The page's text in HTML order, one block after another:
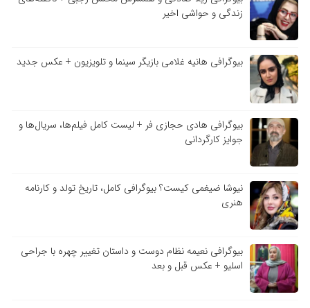
زندگی و حواشی اخیر
بیوگرافی هانیه غلامی بازیگر سینما و تلویزیون + عکس جدید
بیوگرافی هادی حجازی فر + لیست کامل فیلم‌ها، سریال‌ها و
جوایز کارگردانی
نیوشا ضیغمی کیست؟ بیوگرافی کامل، تاریخ تولد و کارنامه
هنری
بیوگرافی نعیمه نظام دوست و داستان تغییر چهره با جراحی
اسلیو + عکس قبل و بعد